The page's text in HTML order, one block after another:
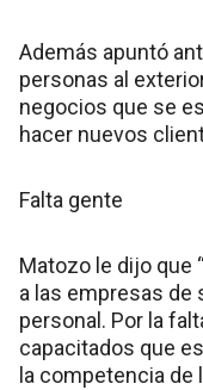
Además apuntó
personas al
negocios que se
hacer nuevos
Falta gente
Matozo le dijo que
a las empresas de
personal. Por la
capacitados que
la competencia de